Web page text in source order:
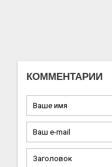
КОММЕНТАРИИ